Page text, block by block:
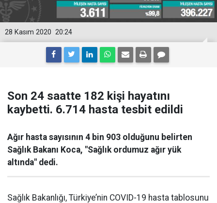
20:24
28 Kasım 2020
Son 24 saatte 182 kişi hayatını
kaybetti. 6.714 hasta tesbit edildi
Ağır hasta sayısının 4 bin 903 olduğunu belirten
Sağlık Bakanı Koca, "Sağlık ordumuz ağır yük
altında" dedi.
Sağlık Bakanlığı, Türkiye’nin COVID-19 hasta tablosunu